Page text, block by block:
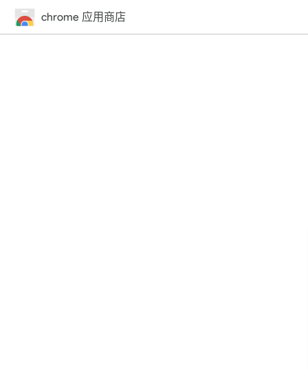
chrome 应用商店